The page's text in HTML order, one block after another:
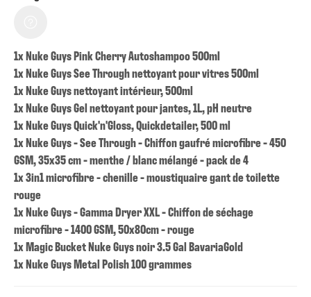
1x Nuke Guys Pink Cherry Autoshampoo 500ml
1x Nuke Guys See Through nettoyant pour vitres 500ml
1x Nuke Guys nettoyant intérieur, 500ml
1x Nuke Guys Gel nettoyant pour jantes, 1L, pH neutre
1x Nuke Guys Quick'n'Gloss, Quickdetailer, 500 ml
1x Nuke Guys - See Through - Chiffon gaufré microfibre - 450
GSM, 35x35 cm - menthe / blanc mélangé - pack de 4
1x 3in1 microfibre - chenille - moustiquaire gant de toilette
rouge
1x Nuke Guys - Gamma Dryer XXL - Chiffon de séchage
microfibre - 1400 GSM, 50x80cm - rouge
1x Magic Bucket Nuke Guys noir 3.5 Gal BavariaGold
1x Nuke Guys Metal Polish 100 grammes